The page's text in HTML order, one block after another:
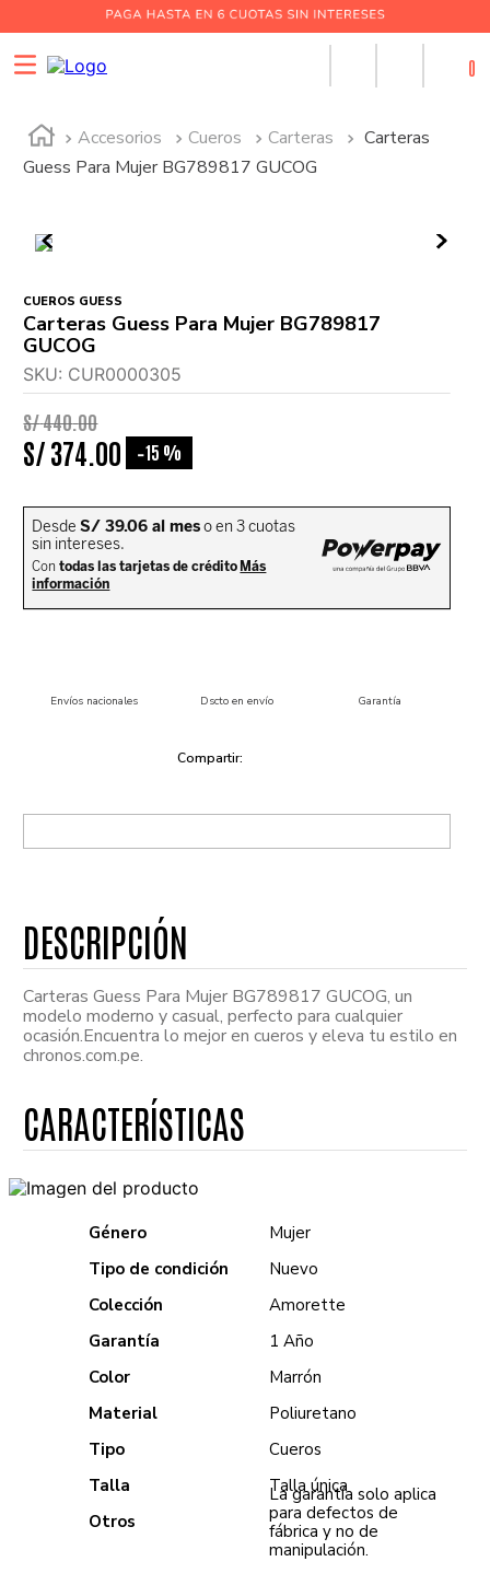
0
Accesorios Cueros Carteras
Carteras
Guess Para Mujer BG789817 GUCOG
CUEROS GUESS
Carteras Guess Para Mujer BG789817
GUCOG
SKU: CUR0000305
S/440.00
S/374 00 -15 %
Envíos nacionales Dscto en envío Garantía
Carteras Guess Para Mujer BG789817 GUCOG, un
modelo moderno y casual, perfecto para cualquier
ocasión.Encuentra lo mejor en cueros y eleva tu estilo en
chronos.com.pe.
Género
Mujer
Tipo de condición
Nuevo
Colección
Amorette
Garantía
1 Año
Color
Marrón
Material
Poliuretano
Tipo
Cueros
Talla
Talla única
Otros
La garantía solo aplica
para defectos de
fábrica y no de
manipulación.